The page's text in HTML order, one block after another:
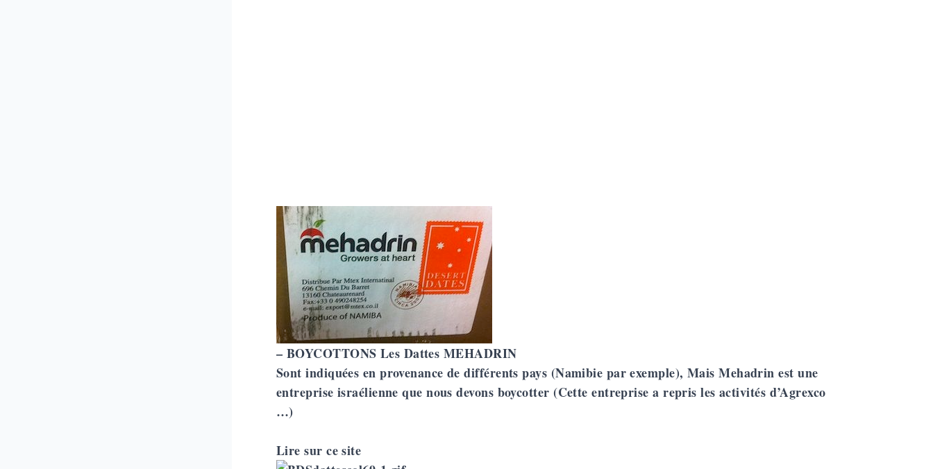
– BOYCOTTONS Les Dattes MEHADRIN
Sont indiquées en provenance de différents pays (Namibie par exemple), Mais Mehadrin est une
entreprise israélienne que nous devons boycotter (Cette entreprise a repris les activités d’Agrexco
…)
Lire sur ce site